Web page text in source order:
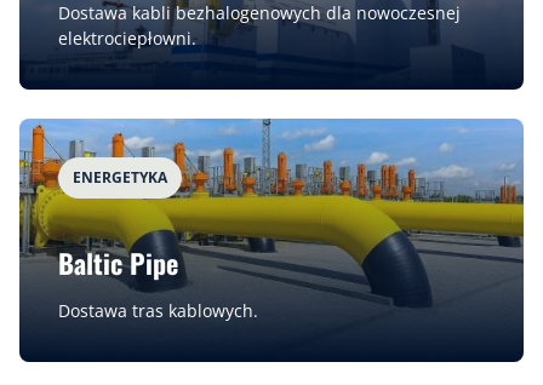
Dostawa kabli bezhalogenowych dla nowoczesnej
elektrociepłowni.
ENERGETYKA
Baltic Pipe
Dostawa tras kablowych.